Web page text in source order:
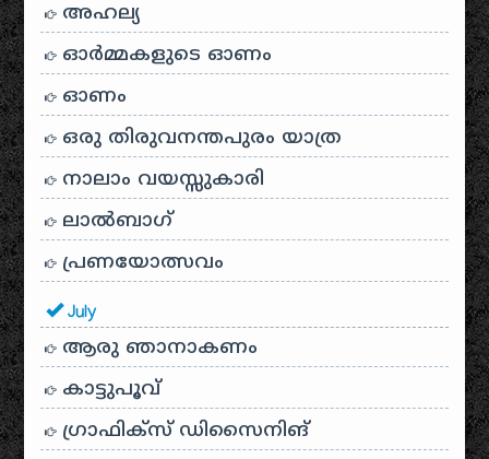
അഹല്യ
ഓര്‍മ്മകളുടെ ഓണം
ഓണം
ഒരു തിരുവനന്തപുരം യാത്ര
നാലാം വയസ്സുകാരി
ലാൽബാഗ്
പ്രണയോത്സവം
July
ആരു ഞാനാകണം
കാട്ടുപൂവ്
ഗ്രാഫിക്സ് ഡിസൈനിങ്